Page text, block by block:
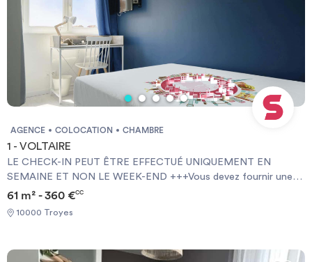
AGENCE COLOCATION CHAMBRE
1 - VOLTAIRE
LE CHECK-IN PEUT ÊTRE EFFECTUÉ UNIQUEMENT EN
SEMAINE ET NON LE WEEK-END +++Vous devez fournir une
Garantie Visale obligatoirement et une assurance habitation+++
[ENG] CHECK-IN CAN ONLY BE DONE ON WEEKDAYS AND
NOT AT WEEKENDS +++You must provide a Visale Guarantee
61 m² - 360 €CC
10000 Troyes